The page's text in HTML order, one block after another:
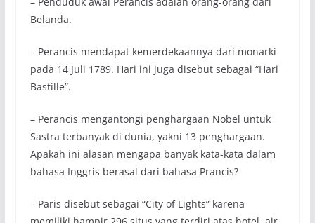
Belanda.
– Perancis mendapat kemerdekaannya dari monarki
pada 14 Juli 1789. Hari ini juga disebut sebagai “Hari
Bastille”.
– Perancis mengantongi penghargaan Nobel untuk
Sastra terbanyak di dunia, yakni 13 penghargaan.
Apakah ini alasan mengapa banyak kata-kata dalam
bahasa Inggris berasal dari bahasa Prancis?
– Paris disebut sebagai “City of Lights” karena